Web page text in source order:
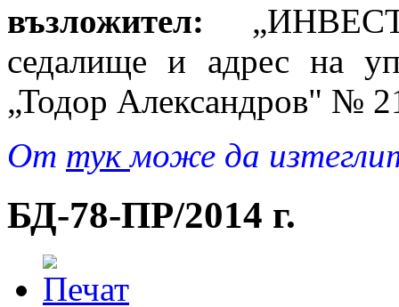
възложител:
седалище и адрес на
„Тодор Александров" №
От тукможе да
БД-78-ПР/2014 г.